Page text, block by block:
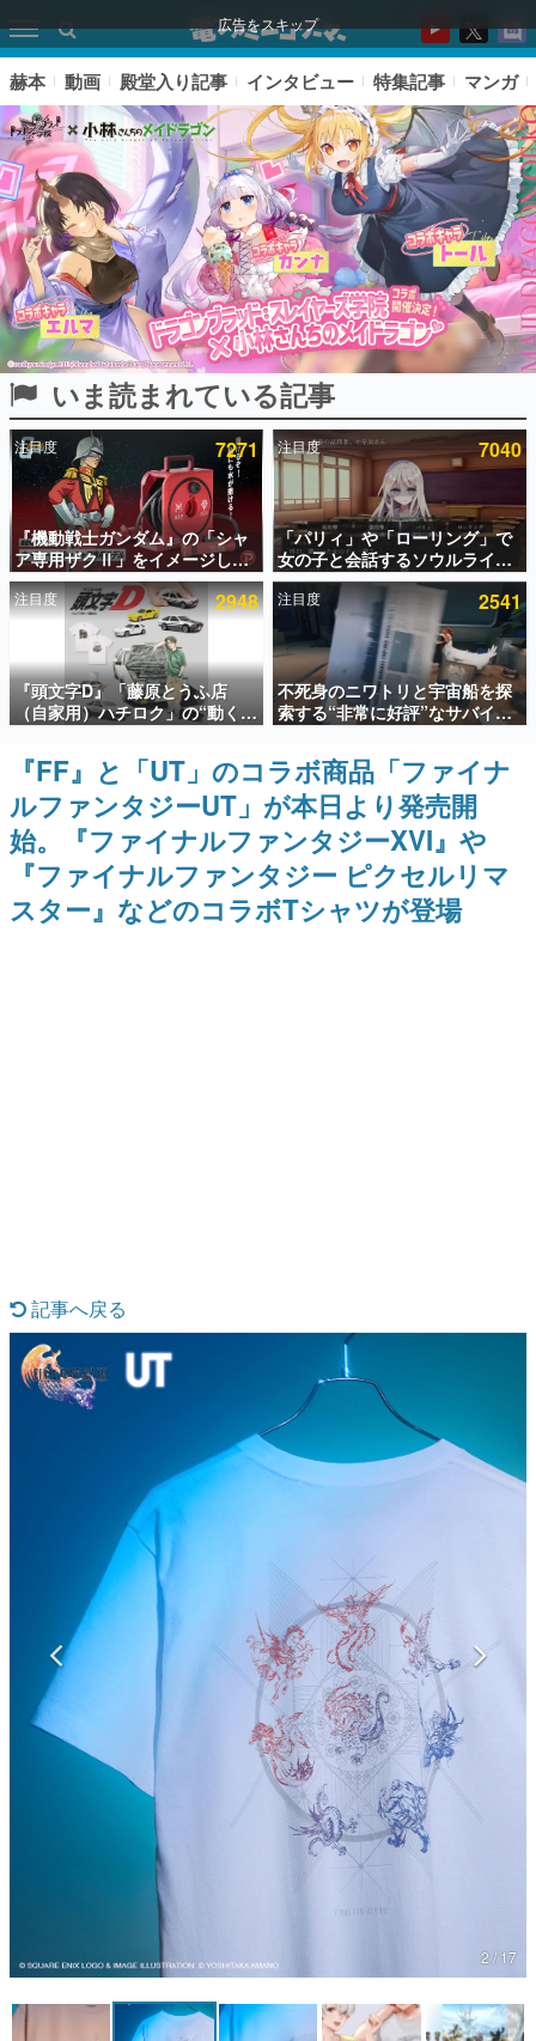
広告をスキップ
ピックアップ
電ファミのいま読まれている記事ランキング
アプリセール情報
インタビュー
連載・特集一覧
殿堂入り記事
SNS拡散数が数千以上！ ページビュー数万以上！ などな
ど。多くの人々に読まれた、電ファミ渾身の“殿堂入り”記
事をまとめました。
ゲームの企画書
名作ゲームクリエイターの方々に製作時のエピソードをお
聞きし、ヒットする企画（ゲーム）とは何か？を探ってい
きます。
赫本
この物語を解いてはいけない。『赫本』は、〈試験問題〉
の形をした短編ホラー小説集です。
なんでゲームは面白い？
ゲーム開発者・hamatsu氏がゲームの魅力を画面や操作の
具体的な形から解き明かしていく、硬派で骨太な評論連載
ゲームが変えた日本語
「経験値」「裏技」「ラスボス」… ゲームにまつわる言葉
の起源や用法の変遷を、コンピューター文化史研究家・タ
イニーP氏が徹底調査。
カテゴリ
特集記事
マンガ
女性向け
アプリレビュー
その他
電ファミニコゲーマーとは？
運営：株式会社マレ
赫本 動画 殿堂入り記事 インタビュー 特集記事 マンガ
いま読まれている記事
注目度 7271
『機動戦士ガンダム』の「シャ
ア専用ザクⅡ」をイメージした
散水ホースリールが予約開始。
本体にはシャアのパーソナルマ
ークやジオン公国軍のエンブレ
ム、型式番号などを配置
注目度 7040
「パリィ」や「ローリング」で
女の子と会話するソウルライク
恋愛ゲーム『小早川さんはソウ
ルライク』無料公開。返事に失
敗すると「YOU DIED」
注目度 2948
『頭文字D』「藤原とうふ店
（自家用）ハチロク」の“動くテ
ィッシュケース”が買えるポップ
アップショップが開催へ。マン
ガの舞台である群馬の「イオン
モール高崎」にて、8月11日か
ら8月20日までの期間限定で開
催予定
注目度 2541
不死身のニワトリと宇宙船を探
索する“非常に好評”なサバイバ
ルゲーム『Breathedge』が無
料で配布中。入手できる期間は8
月10日まで
『FF』と「UT」のコラボ商品「ファイナ
ルファンタジーUT」が本日より発売開
始。『ファイナルファンタジーXVI』や
『ファイナルファンタジー ピクセルリマ
スター』などのコラボTシャツが登場
記事へ戻る
2 / 17